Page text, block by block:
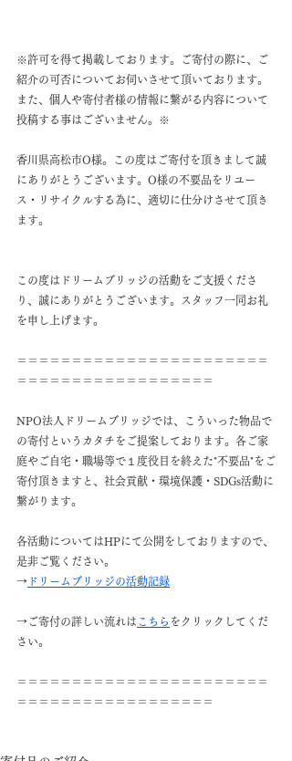
※許可を得て掲載しております。ご寄付の際に、ご
紹介の可否についてお伺いさせて頂いております。
また、個人や寄付者様の情報に繋がる内容について
投稿する事はございません。※
香川県高松市O様。この度はご寄付を頂きまして誠
にありがとうございます。O様の不要品をリユー
ス・リサイクルする為に、適切に仕分けさせて頂き
ます。
この度はドリームブリッジの活動をご支援くださ
り、誠にありがとうございます。スタッフ一同お礼
を申し上げます。
＝＝＝＝＝＝＝＝＝＝＝＝＝＝＝＝＝＝＝＝＝＝＝
＝＝＝＝＝＝＝＝＝＝＝＝＝＝＝＝＝＝
NPO法人ドリームブリッジでは、こういった物品で
の寄付というカタチをご提案しております。各ご家
庭やご自宅・職場等で１度役目を終えた"不要品"をご
寄付頂きますと、社会貢献・環境保護・SDGs活動に
繋がります。
各活動についてはHPにて公開をしておりますので、
是非ご覧ください。
→ ドリームブリッジの活動記録
→ご寄付の詳しい流れは こちら をクリックしてくだ
さい。
＝＝＝＝＝＝＝＝＝＝＝＝＝＝＝＝＝＝＝＝＝＝＝
＝＝＝＝＝＝＝＝＝＝＝＝＝＝＝＝＝＝